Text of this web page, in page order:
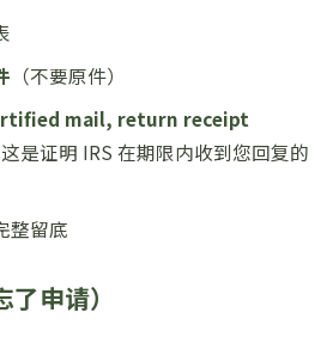
（不要原件）
mail, return receipt
是证明 IRS 在期限内收到您回复的
整留底
申请）